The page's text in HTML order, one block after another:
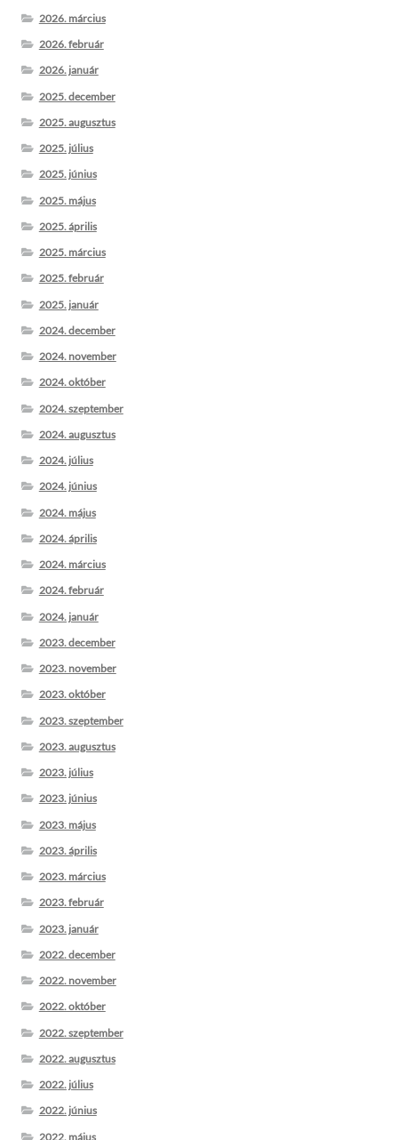
2026. március
2026. február
2026. január
2025. december
2025. augusztus
2025. július
2025. június
2025. május
2025. április
2025. március
2025. február
2025. január
2024. december
2024. november
2024. október
2024. szeptember
2024. augusztus
2024. július
2024. június
2024. május
2024. április
2024. március
2024. február
2024. január
2023. december
2023. november
2023. október
2023. szeptember
2023. augusztus
2023. július
2023. június
2023. május
2023. április
2023. március
2023. február
2023. január
2022. december
2022. november
2022. október
2022. szeptember
2022. augusztus
2022. július
2022. június
2022. május